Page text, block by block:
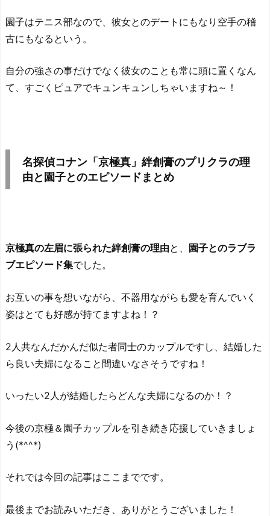
園子はテニス部なので、彼女とのデートにもなり空手の稽
古にもなるという。
自分の強さの事だけでなく彼女のことも常に頭に置くなん
て、すごくピュアでキュンキュンしちゃいますね～！
名探偵コナン「京極真」絆創膏のプリクラの理
由と園子とのエピソードまとめ
京極真の左眉に張られた絆創膏の理由と、 園子とのラブラ
ブエピソード集でした。
お互いの事を想いながら、不器用ながらも愛を育んでいく
姿はとても好感が持てますよね！？
2人共なんだかんだ似た者同士のカップルですし、結婚した
ら良い夫婦になること間違いなさそうですね！
いったい2人が結婚したらどんな夫婦になるのか！？
今後の京極＆園子カップルを引き続き応援していきましょ
う(*^^*)
それでは今回の記事はここまでです。
最後までお読みいただき、ありがとうございました！